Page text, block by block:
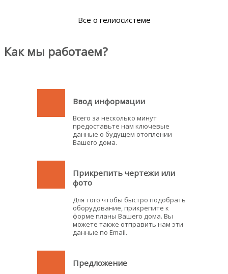
Все о гелиосистеме
Как мы работаем?
Ввод информации
Всего за несколько минут
предоставьте нам ключевые
данные о будущем отоплении
Вашего дома.
Прикрепить чертежи или
фото
Для того чтобы быстро подобрать
оборудование, прикрепите к
форме планы Вашего дома. Вы
можете также отправить нам эти
данные по Email.
Предложение